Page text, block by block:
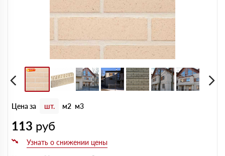
Цена за шт. м2 м3
113 руб